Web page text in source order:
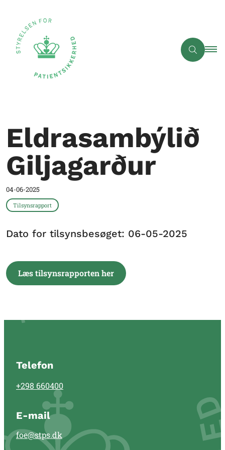
Eldrasambýlið
Giljagarður
04-06-2025
Tilsynsrapport
Dato for tilsynsbesøget: 06-05-2025
Læs tilsynsrapporten her
Telefon
+298 660400
E-mail
foe@stps.dk